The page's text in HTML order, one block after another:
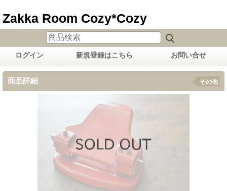
Zakka Room Cozy*Cozy
ログイン 新規登録はこちら お問い合せ
商品詳細 その他